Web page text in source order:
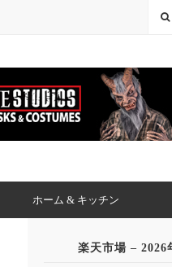
ホーム & キッチン
楽天市場 – 2026